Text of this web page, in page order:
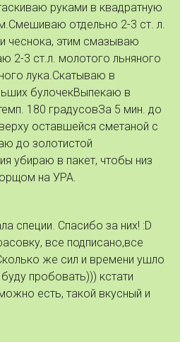
руками в квадратную
отдельно 2-3 ст. л.
чеснока, этим смазываю
2-3 ст.л. молотого льняного
лука.Скатываю в
булочекВыпекаю в
180 градусовЗа 5 мин. до
оставшейся сметаной с
до золотистой
убираю в пакет, чтобы низ
на УРА.
специи. Спасибо за них! :D
все подписано,все
же сил и времени ушло
пробовать))) кстати
есть, такой вкусный и